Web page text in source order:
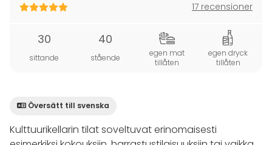
17 recensioner
30
sittande
40
stående
egen mat
tillåten
egen dryck
tillåten
Översätt till svenska
Kulttuurikellarin tilat soveltuvat erinomaisesti